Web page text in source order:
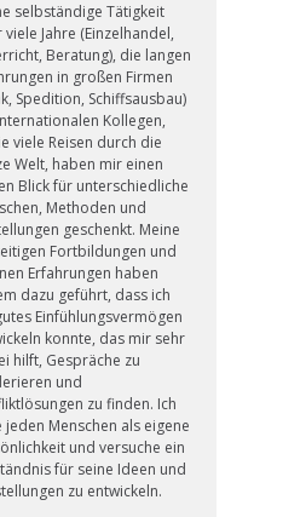
selbständige Tätigkeit
viele Jahre (Einzelhandel,
Beratung), die langen
in großen Firmen
Spedition, Schiffsausbau)
Kollegen,
viele Reisen durch die
Welt, haben mir einen
Blick für unterschiedliche
Methoden und
geschenkt. Meine
Fortbildungen und
Erfahrungen haben
dazu geführt, dass ich
Einfühlungsvermögen
konnte, das mir sehr
hilft, Gespräche zu
und
zu finden. Ich
jeden Menschen als eigene
und versuche ein
für seine Ideen und
zu entwickeln.